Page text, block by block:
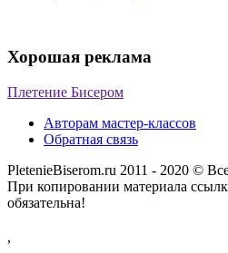
Хорошая реклама
Плетение Бисером
Авторам мастер-классов
Обратная связь
PletenieBiserom.ru 2011 - 2020 ©
При копировании материала
обязательна!
,